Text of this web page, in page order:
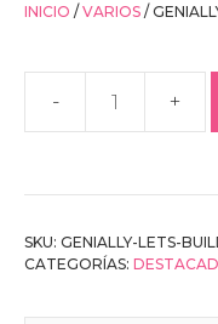
INICIO /VARIOS /
a
SKU: GENIALLY-LETS-
CATEGORÍAS: